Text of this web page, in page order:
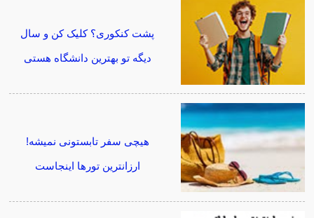
پشت کنکوری؟ کلیک کن و سال
دیگه تو بهترین دانشگاه هستی
هیچی سفر تابستونی نمیشه!
ارزانترین تورها اینجاست